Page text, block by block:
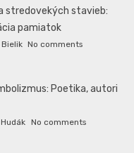
stredovekých stavieb:
pamiatok
Bielik No comments
Poetika, autori
No comments